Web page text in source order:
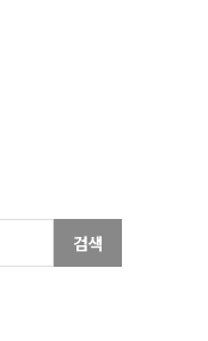
검색